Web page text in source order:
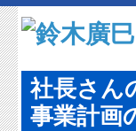
トップページ
事務所紹介
社長さん
事業計画